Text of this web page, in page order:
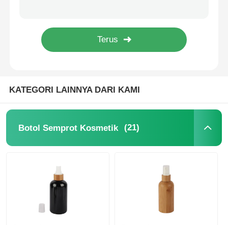
Botol Rol Kosmetik
tutup plastik
Dropper kosmetik
Pump Kunci Kiri Kanan
KATEGORI LAINNYA DARI KAMI
Botol Semprot Kosmetik (21)